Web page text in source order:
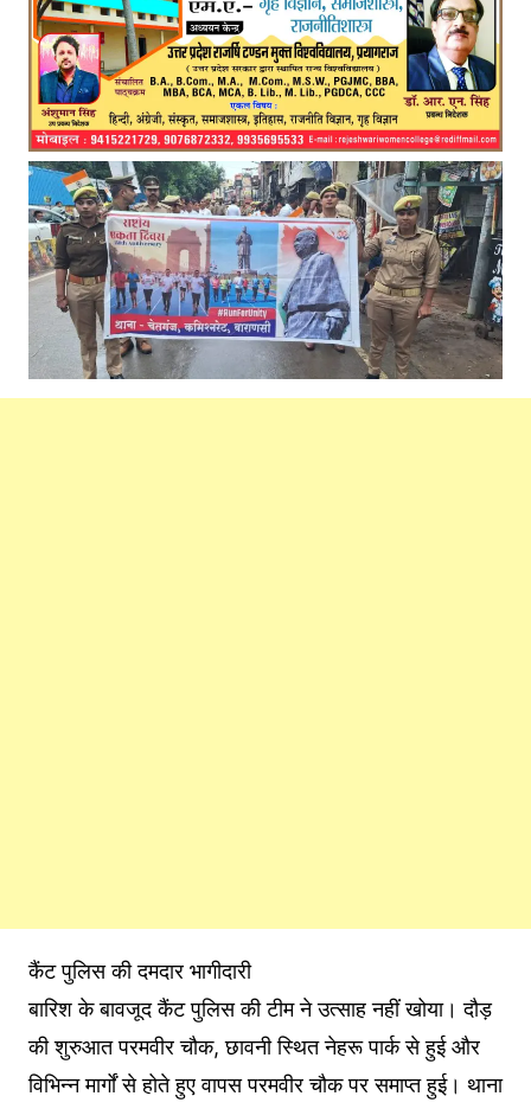
कैंट पुलिस की दमदार भागीदारी
बारिश के बावजूद कैंट पुलिस की टीम ने उत्साह नहीं खोया। दौड़
की शुरुआत परमवीर चौक, छावनी स्थित नेहरू पार्क से हुई और
विभिन्न मार्गों से होते हुए वापस परमवीर चौक पर समाप्त हुई। थाना